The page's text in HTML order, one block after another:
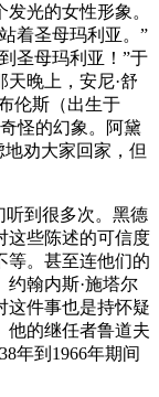
光的女性形象。
着圣母玛利亚。”
圣母玛利亚！”于
晚上，安尼·舒
伦斯（出生于
怪的幻象。阿黛
地劝大家回家，但
到很多次。黑德
这些陈述的可信度
等。甚至连他们的
翰内斯·施塔尔
这件事也是持怀疑
他的继任者鲁道夫
年到1966年期间